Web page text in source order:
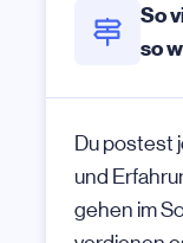
So
so
Du postest
und
gehen im